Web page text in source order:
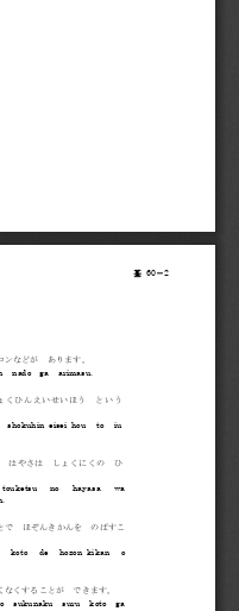
基 60－2
ンなどが あります。
nado arimasu.
くひんえいせいほう
という
shokuhin  eisei  hou to
iu
はやさは しょくにくの
ひ
touketsu no hayasa
wa
で ほぞんきかんを
のばすこ
koto de hozon  kikan
なくすることが できます。
o sukunaku suru koto
ga